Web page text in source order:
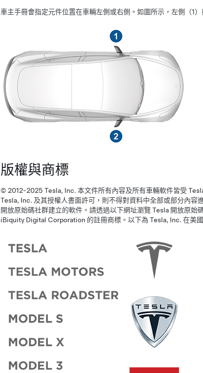
車主手冊會指定元件位置在車輛左側或右側。如圖所示，左側（1
版權與商標
© 2012-2025 Tesla, Inc. 本文件所有內容及所有車輛軟件皆受
Tesla, Inc. 及其授權人書面許可，則不得對資料中全部或部分內容
開放原始碼社群建立的軟件。 請透過以下網址瀏覽 Tesla 開放原始
iBiquity Digital Corporation 的註冊商標。以下為 Tesla, Inc. 在美